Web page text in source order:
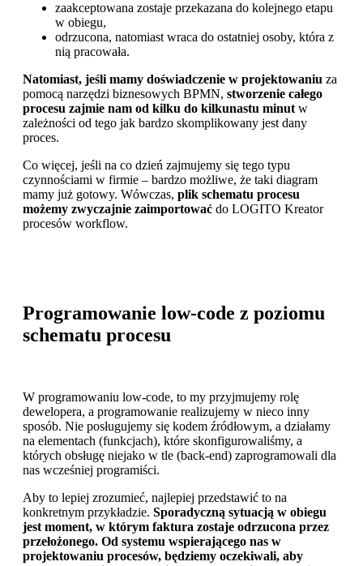
zaakceptowana zostaje przekazana do kolejnego etapu
w obiegu,
odrzucona, natomiast wraca do ostatniej osoby, która z
nią pracowała.
Natomiast, jeśli mamy doświadczenie w projektowaniu za
pomocą narzędzi biznesowych BPMN, stworzenie całego
procesu zajmie nam od kilku do kilkunastu minut w
zależności od tego jak bardzo skomplikowany jest dany
proces.
Co więcej, jeśli na co dzień zajmujemy się tego typu
czynnościami w firmie – bardzo możliwe, że taki diagram
mamy już gotowy. Wówczas, plik schematu procesu
możemy zwyczajnie zaimportować do LOGITO Kreator
procesów workflow.
Programowanie low-code z poziomu
schematu procesu
W programowaniu low-code, to my przyjmujemy rolę
dewelopera, a programowanie realizujemy w nieco inny
sposób. Nie posługujemy się kodem źródłowym, a działamy
na elementach (funkcjach), które skonfigurowaliśmy, a
których obsługę niejako w tle (back-end) zaprogramowali dla
nas wcześniej programiści.
Aby to lepiej zrozumieć, najlepiej przedstawić to na
konkretnym przykładzie. Sporadyczną sytuacją w obiegu
jest moment, w którym faktura zostaje odrzucona przez
przełożonego. Od systemu wspierającego nas w
projektowaniu procesów, będziemy oczekiwali, aby